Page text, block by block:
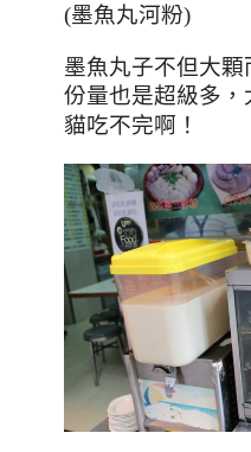
(墨魚丸河粉)
墨魚丸子不但大顆
份量也是超級多
貓吃不完啊 ！